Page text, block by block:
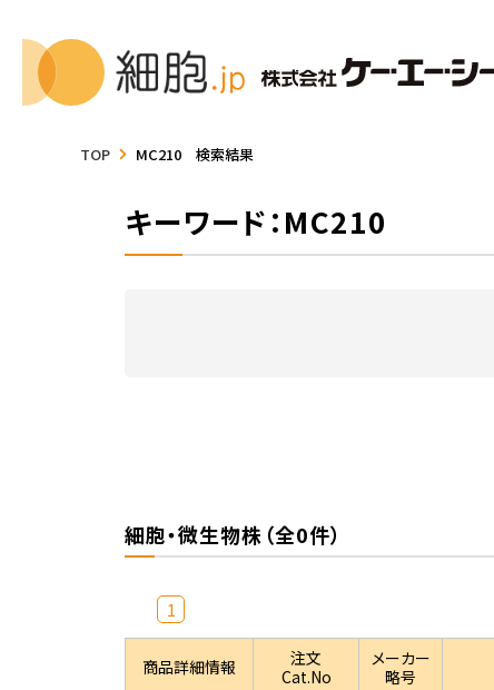
TOP MC210 検索結果
キーワード：MC210
細胞・微生物株（全0件）
1
商品詳細情報
注文
Cat.No
メーカー
略号